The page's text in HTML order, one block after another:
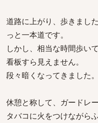
道路に上がり、歩きまし
っと一本道です。
しかし、相当な時間歩い
看板すら見えません。
段々暗くなってきました。
休憩と称して、ガードレ
タバコに火をつけながら